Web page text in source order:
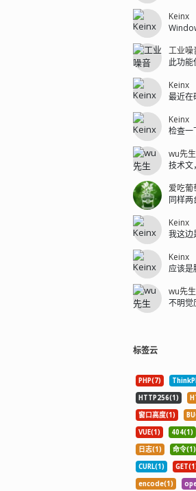
Keinx
工业噪
Keinx
最近在
Keinx
wu先生
技术文
爱吃葡
同样两
Keinx
Keinx
wu先生
不明觉
标签云
PHP(7)
HTTP256(1)
窗口高度(1)
VUE(1)
404(1)
日志(1)
命令(1)
CURL(1)
encode(1)